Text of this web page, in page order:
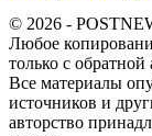
© 2026 -
Любое
только с
Все материалы
источников и
авторство